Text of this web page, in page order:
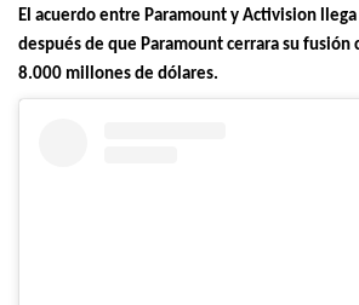
El acuerdo entre Paramount y Activision
después de que Paramount cerrara su fusión
8.000 millones de dólares.